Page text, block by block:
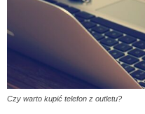
Czy warto kupić telefon z outletu?